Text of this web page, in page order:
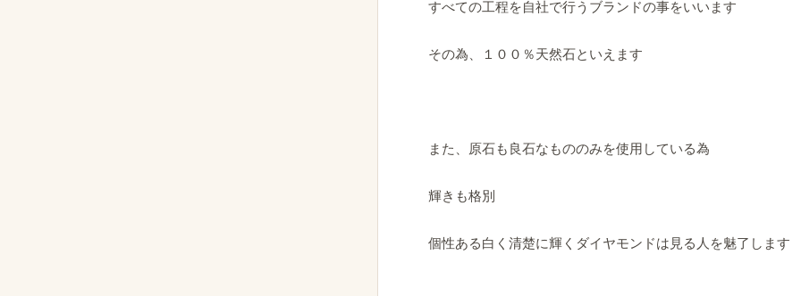
すべての工程を自社で行うブランドの事をいいます
その為、１００％天然石といえます
また、原石も良石なもののみを使用している為
輝きも格別
個性ある白く清楚に輝くダイヤモンドは見る人を魅了します